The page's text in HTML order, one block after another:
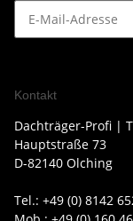
Kontakt
Dachträger-Profi |
Hauptstraße 73
D-82140 Olching
Tel.: +49 (0) 8142